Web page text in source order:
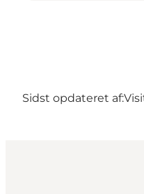
Sidst opdateret af: